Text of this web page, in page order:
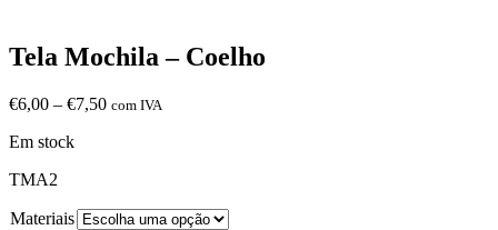
Tela Mochila – Coelho
€6,00 – €7,50Price
com IVA
Em stock
TMA2
Materiais